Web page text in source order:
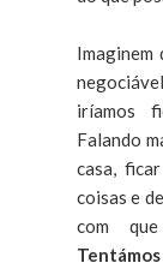
Imaginem
iríamos
Falando
casa,
coisas e
com